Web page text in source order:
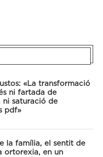
«La transformació
ni fartada de
ni saturació de
pdf»
la família, el sentit de
ortorexia, en un